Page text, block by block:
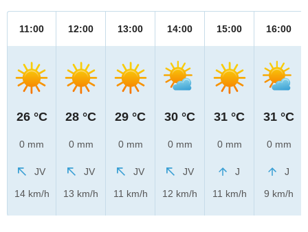
11:00
26 °C
0 mm
JV
14 km/h
12:00
28 °C
0 mm
JV
13 km/h
13:00
29 °C
0 mm
JV
11 km/h
14:00
30 °C
0 mm
JV
12 km/h
15:00
31 °C
0 mm
J
11 km/h
16:00
31 °C
0 mm
J
9 km/h